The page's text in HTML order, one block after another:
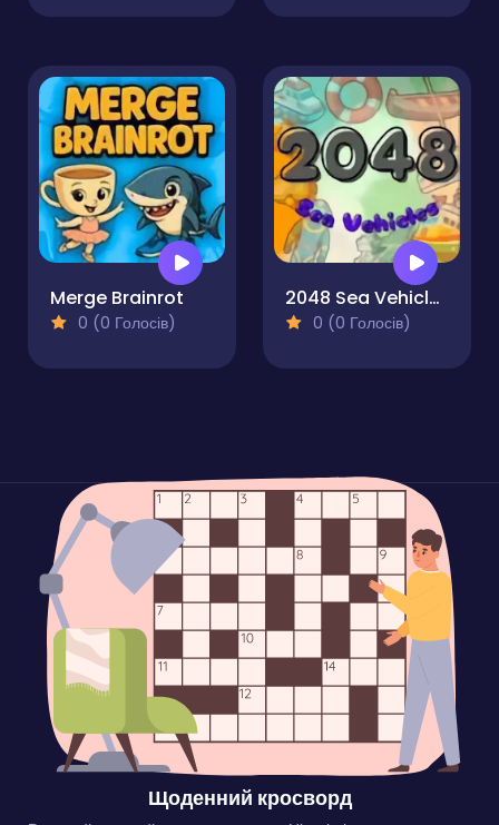
Merge Brainrot
0 (0 Голосів)
2048 Sea Vehicles
0 (0 Голосів)
Щоденний кросворд